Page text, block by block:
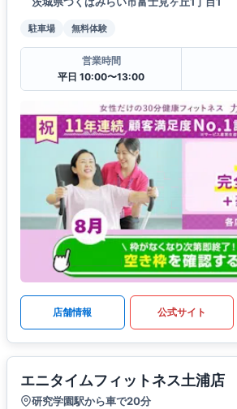
駐車場 無料体験
営業時間
平日 10:00〜13:00
店舗情報 公式サイト
エニタイムフィットネス土浦店
研究学園駅から車で20分